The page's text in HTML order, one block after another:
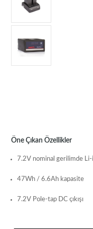
Öne Çıkan Özellikler
7.2V nominal gerilimde
47Wh / 6.6Ah kapasite
7.2V Pole-tap DC çıkışı